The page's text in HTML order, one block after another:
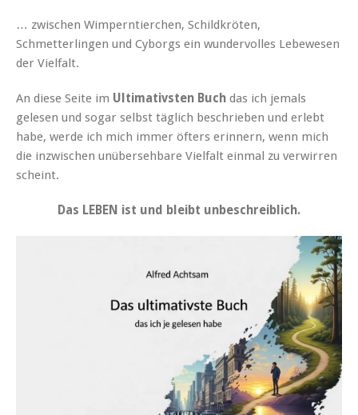
… zwischen Wimperntierchen, Schildkröten,
Schmetterlingen und Cyborgs ein wundervolles Lebewesen
der Vielfalt.
An diese Seite im Ultimativsten Buch das ich jemals
gelesen und sogar selbst täglich beschrieben und erlebt
habe, werde ich mich immer öfters erinnern, wenn mich
die inzwischen unübersehbare Vielfalt einmal zu verwirren
scheint.
Das LEBEN ist und bleibt unbeschreiblich.